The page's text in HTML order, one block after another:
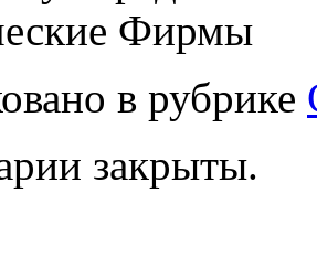
Фирмы
в рубрике
закрыты.